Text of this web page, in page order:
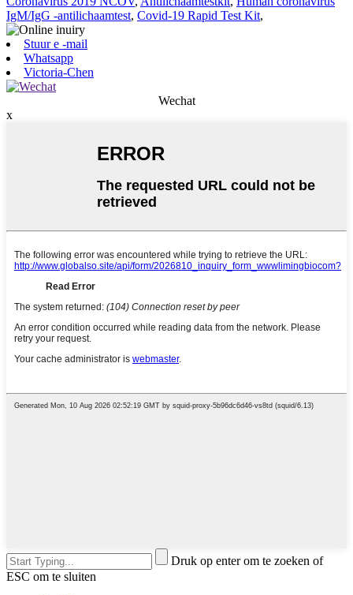
IgM/IgG -antilichaamtest, Covid-19 Rapid Test Kit,
Stuur e -mail
Whatsapp
Victoria-Chen
Wechat
x
Druk op enter om te zoeken of
ESC om te sluiten